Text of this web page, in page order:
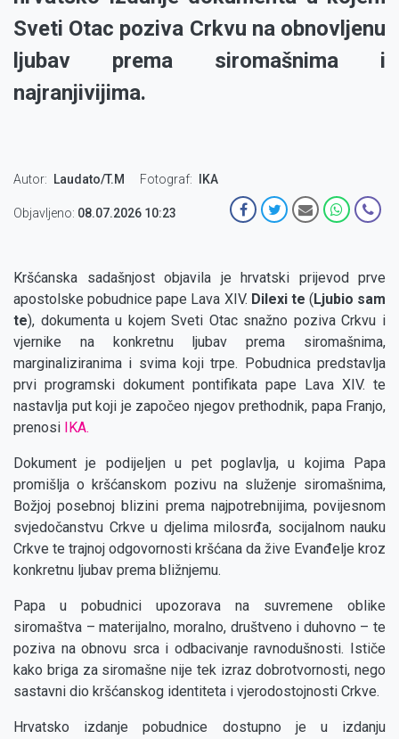
Sveti Otac poziva Crkvu na obnovljenu
ljubav prema siromašnima i
najranjivijima.
Autor Laudato/T.M Fotograf IKA
Objavljeno: 08.07.2026 10:23
Kršćanska sadašnjost objavila je hrvatski prijevod prve
apostolske pobudnice pape Lava XIV. Dilexi te (Ljubio sam
te), dokumenta u kojem Sveti Otac snažno poziva Crkvu i
vjernike na konkretnu ljubav prema siromašnima,
marginaliziranima i svima koji trpe. Pobudnica predstavlja
prvi programski dokument pontifikata pape Lava XIV. te
nastavlja put koji je započeo njegov prethodnik, papa Franjo,
prenosi IKA.
Dokument je podijeljen u pet poglavlja, u kojima Papa
promišlja o kršćanskom pozivu na služenje siromašnima,
Božjoj posebnoj blizini prema najpotrebnijima, povijesnom
svjedočanstvu Crkve u djelima milosrđa, socijalnom nauku
Crkve te trajnoj odgovornosti kršćana da žive Evanđelje kroz
konkretnu ljubav prema bližnjemu.
Papa u pobudnici upozorava na suvremene oblike
siromaštva – materijalno, moralno, društveno i duhovno – te
poziva na obnovu srca i odbacivanje ravnodušnosti. Ističe
kako briga za siromašne nije tek izraz dobrotvornosti, nego
sastavni dio kršćanskog identiteta i vjerodostojnosti Crkve.
Hrvatsko izdanje pobudnice dostupno je u izdanju